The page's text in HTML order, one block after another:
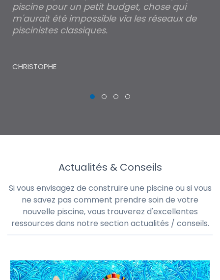
piscine pour un petit budget, chose qui
m'aurait été impossible via les réseaux de
piscinistes classiques.
CHRISTOPHE
Actualités & Conseils
Si vous envisagez de construire une piscine ou si vous
ne savez pas comment prendre soin de votre
nouvelle piscine, vous trouverez d'excellentes
ressources dans notre section actualités / conseils.